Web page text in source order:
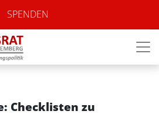
SPENDEN
Checklisten zu